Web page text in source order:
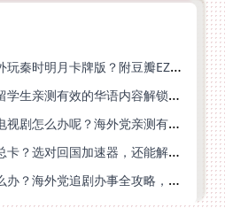
海外党必看：怎么在国外玩秦时明月卡牌版？附豆瓣EZCast地区限制破解法
海外怎么听酷我畅听？留学生亲测有效的华语内容解锁指南
在国外看不了央视影音电视剧怎么办呢？海外党亲测有效的回国加速方案
海外华人看国内电视剧总卡？选对回国加速器，还能解决菲律宾打不开反诈中心的问题
探花在比利时用不了怎么办？海外党追剧办事全攻略，选对加速器就够了